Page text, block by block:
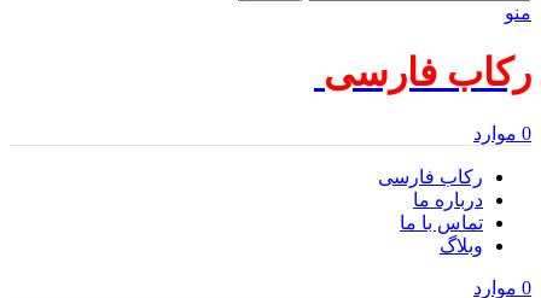
منو
رکاب فارسی
0 موارد
رکاب فارسی
درباره ما
تماس با ما
وبلاگ
0 موارد